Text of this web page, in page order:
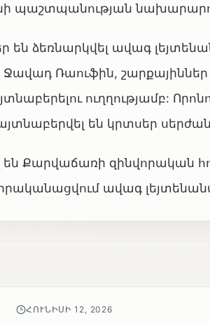
պաշտպանության
են ձեռնարկվել ավագ
Ջավադ Ռաուֆին,
ուղղությամբ:
են կրտսեր
Քարվաճառի զինվորական
ավագ
ՀՈՒՆԻՍԻ 12, 2026